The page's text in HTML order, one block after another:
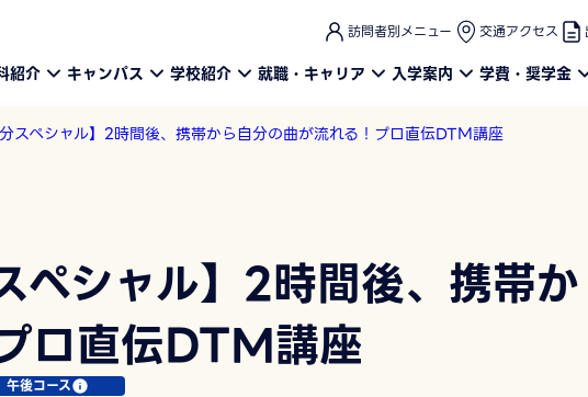
このページの本文へ
訪問者別メニュー 交通アクセス
紹介 キャンパス 学校紹介 就職・キャリア 入学案内 学費・奨学金
分スペシャル】2時間後、携帯から自分の曲が流れる！プロ直伝DTM講座
ペシャル】2時間後、携帯
ロ直伝DTM講座
午後コース